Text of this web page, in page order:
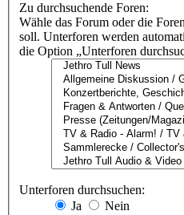
Zu durchsuchende Foren:
Wähle das Forum oder die
soll. Unterforen werden
die Option „Unterforen
Unterforen durchsuchen:
Ja
Nein